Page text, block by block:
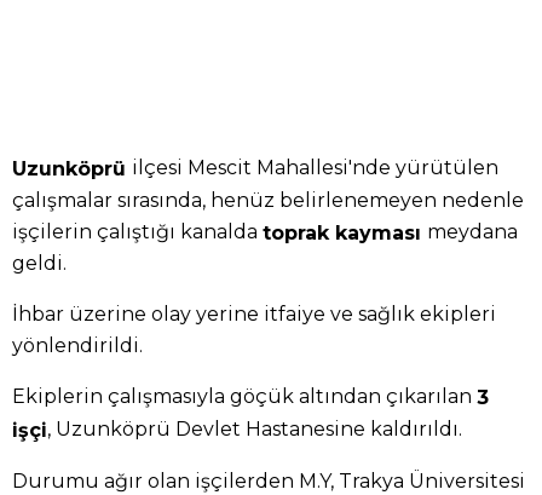
Uzunköprü ilçesi Mescit Mahallesi'nde yürütülen
çalışmalar sırasında, henüz belirlenemeyen nedenle
işçilerin çalıştığı kanalda toprak kayması meydana
geldi.
İhbar üzerine olay yerine itfaiye ve sağlık ekipleri
yönlendirildi.
Ekiplerin çalışmasıyla göçük altından çıkarılan 3
işçi, Uzunköprü Devlet Hastanesine kaldırıldı.
Durumu ağır olan işçilerden M.Y, Trakya Üniversitesi